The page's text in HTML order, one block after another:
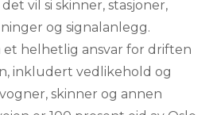
vil si skinner, stasjoner,
og signalanlegg.
et helhetlig ansvar for driften
inkludert vedlikehold og
skinner og annen